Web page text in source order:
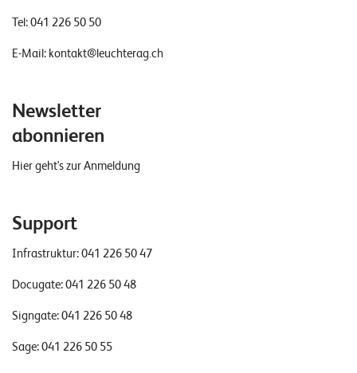
Tel:041 226 50 50
E-Mail: kontakt@leuchterag.ch
Newsletter
abonnieren
Hier geht's zur Anmeldung
Support
Infrastruktur:041 226 50 47
Docugate:041 226 50 48
Signgate:041 226 50 48
Sage:041 226 50 55